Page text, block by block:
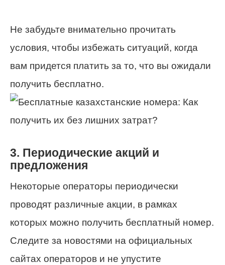
Не забудьте внимательно прочитать
условия, чтобы избежать ситуаций, когда
вам придется платить за то, что вы ожидали
получить бесплатно.
3. Периодические акций и
предложения
Некоторые операторы периодически
проводят различные акции, в рамках
которых можно получить бесплатный номер.
Следите за новостями на официальных
сайтах операторов и не упустите